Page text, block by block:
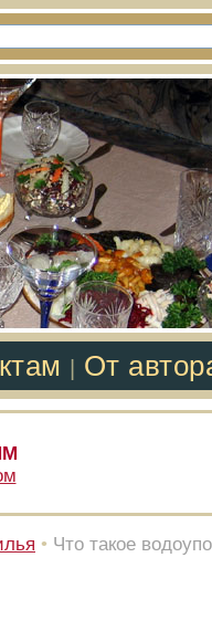
От
• Что такое